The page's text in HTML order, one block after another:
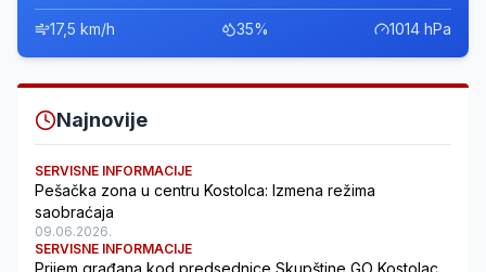
17,5 km/h 35% 1014 hPa
Najnovije
SERVISNE INFORMACIJE
Pešačka zona u centru Kostolca: Izmena režima
saobraćaja
09.06.2026.
SERVISNE INFORMACIJE
Prijem građana kod predsednice Skupštine GO Kostolac